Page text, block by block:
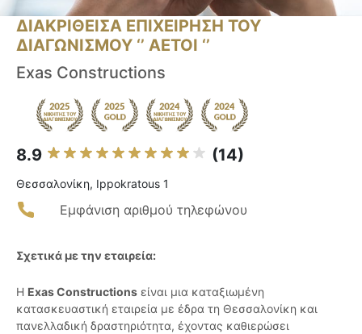
ΔΙΑΚΡΙΘΕΙΣΑ ΕΠΙΧΕΙΡΗΣΗ ΤΟΥ
ΔΙΑΓΩΝΙΣΜΟΥ ‘’ ΑΕΤΟΙ ‘’
Exas Constructions
8.9 (14)
Θεσσαλονίκη, Ippokratous 1
Εμφάνιση αριθμού τηλεφώνου
Σχετικά με την εταιρεία:
Η Exas Constructions είναι μια καταξιωμένη
κατασκευαστική εταιρεία με έδρα τη Θεσσαλονίκη και
πανελλαδική δραστηριότητα, έχοντας καθιερώσει